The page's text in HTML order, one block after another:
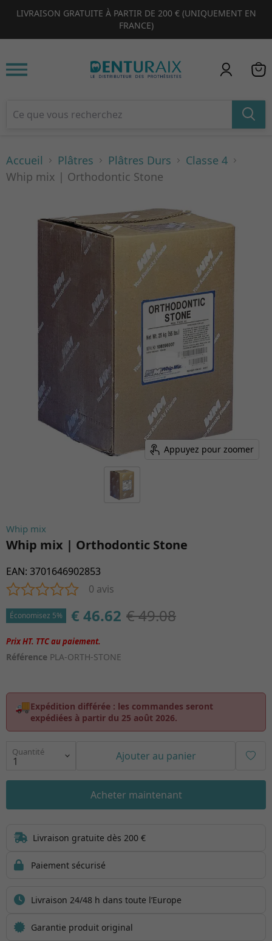
LIVRAISON GRATUITE À PARTIR DE 200 € (UNIQUEMENT EN
FRANCE)
1 2 3 4
Accueil Plâtres Plâtres Durs
Classe 4
Whip mix | Orthodontic Stone
Appuyez pour zoomer
Whip mix
Whip mix | Orthodontic Stone
EAN: 3701646902853
0 avis
Économisez 5% € 46.62 € 49.08
Référence PLA-ORTH-STONE
🚚Expédition différée : les commandes seront
expédiées à partir du 25 août 2026.
Quantité Ajouter au panier
Acheter maintenant